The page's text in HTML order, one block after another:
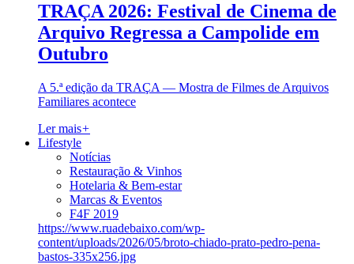
TRAÇA 2026: Festival de Cinema de
Arquivo Regressa a Campolide em
Outubro
A 5.ª edição da TRAÇA — Mostra de Filmes de Arquivos
Familiares acontece
Ler mais+
Lifestyle
Notícias
Restauração & Vinhos
Hotelaria & Bem-estar
Marcas & Eventos
F4F 2019
https://www.ruadebaixo.com/wp-
content/uploads/2026/05/broto-chiado-prato-pedro-pena-
bastos-335x256.jpg